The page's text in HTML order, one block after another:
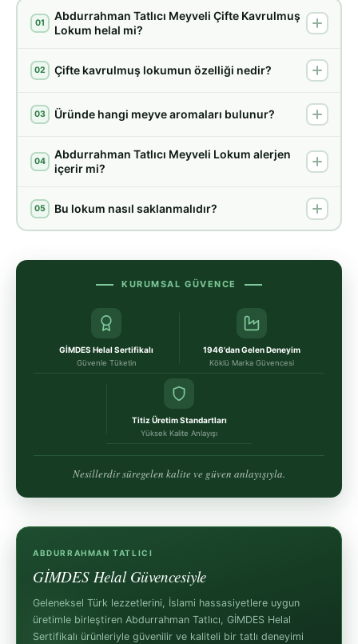
01
Abdurrahman Tatlıcı Meyveli Çifte Kavrulmuş
Lokum helal mi?
02 Çifte kavrulmuş lokumun özelliği nedir?
03 Üründe hangi meyve aromaları bulunur?
04
Abdurrahman Tatlıcı Meyveli Lokum alerjen
içerir mi?
05 Bu lokum nasıl saklanmalıdır?
KURUMSAL GÜVENCE
GİMDES Helal Sertifikalı
Güvenle Tüketin
1946'dan Gelen Deneyim
Köklü Marka Güvencesi
Titiz Üretim Standartları
Yüksek Kalite Anlayışı
Nesillerdir süregelen kalite ve güven anlayışıyla.
ABDURRAHMAN TATLICI
GİMDES Helal Güvencesiyle
Geleneksel Türk lezzetlerini, İslami hassasiyetlere uygun
üretimle birleştiren Abdurrahman Tatlıcı, GİMDES Helal
Sertifikalı ürünleriyle güvenilir ve kaliteli bir tatlı deneyimi